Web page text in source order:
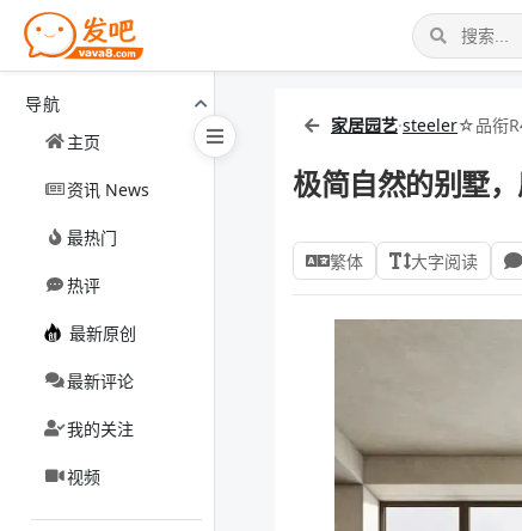
导航
主页
资讯 News
最热门
热评
最新原创
最新评论
我的关注
视频
家居园艺·steeler☆品衔
极简自然的别墅
繁体 大字阅读